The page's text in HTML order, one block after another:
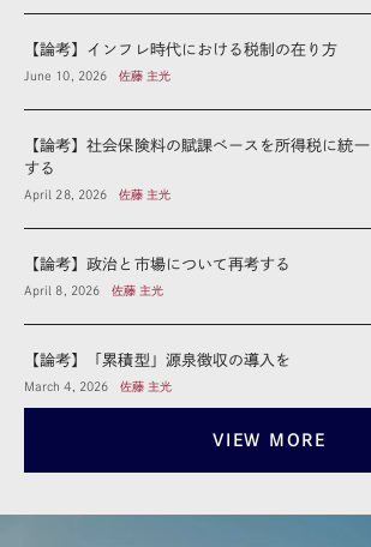
【論考】インフレ時代における税制の在り方
June 10, 2026 佐藤 主光
【論考】社会保険料の賦課ベースを所得税に統一
する
April 28, 2026 佐藤 主光
【論考】政治と市場について再考する
April 8, 2026 佐藤 主光
【論考】「累積型」源泉徴収の導入を
March 4, 2026 佐藤 主光
VIEW MORE